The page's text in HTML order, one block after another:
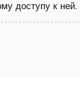
доступу к ней.